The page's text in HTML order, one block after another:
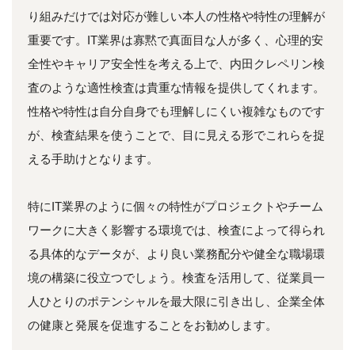
り組みだけでは対応が難しい本人の性格や特性の理解が
重要です。IT業界は寡黙で真面目な人が多く、心理的安
全性やキャリア安全性を考える上で、内田クレペリン検
査のような適性検査は貴重な情報を提供してくれます。
性格や特性は自分自身でも理解しにくい複雑なものです
が、検査結果を使うことで、目に見える形でこれらを捉
える手助けとなります。
特にIT業界のように個々の特性がプロジェクトやチーム
ワークに大きく影響する環境では、検査によって得られ
る具体的なデータが、より良い業務配分や健全な職場環
境の構築に役立つでしょう。検査を活用して、従業員一
人ひとりのポテンシャルを最大限に引き出し、企業全体
の健康と発展を促進することをお勧めします。